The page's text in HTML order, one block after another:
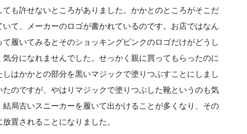
も許せないところがありました。かかとのところがそこだ
て、メーカーのロゴが書かれているのです。お店ではなん
履いてみるとそのショッキングピンクのロゴだけがどうし
分になれませんでした。せっかく親に買ってもらったのに
はかかとの部分を黒いマジックで塗りつぶすことにしまし
のですが、やはりマジックで塗りつぶした靴というのも気
局古いスニーカーを履いて出かけることが多くなり、その
置されることになりました。